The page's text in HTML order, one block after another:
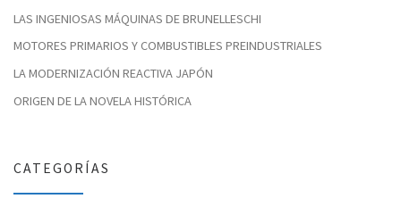
LAS INGENIOSAS MÁQUINAS DE BRUNELLESCHI
MOTORES PRIMARIOS Y COMBUSTIBLES PREINDUSTRIALES
LA MODERNIZACIÓN REACTIVA JAPÓN
ORIGEN DE LA NOVELA HISTÓRICA
CATEGORÍAS